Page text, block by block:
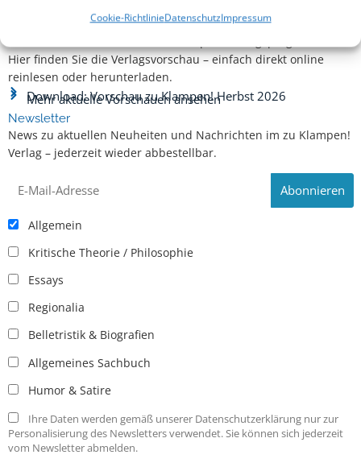
Cookie-RichtlinieDatenschutzImpressum
Aktuelle Vorschau
Hier finden Sie die Verlagsvorschau – einfach direkt online
reinlesen oder herunterladen.
Download: Vorschau zu Klampen! Herbst 2026
Mehr aktuelle Vorschauen ansehen
Newsletter
News zu aktuellen Neuheiten und Nachrichten im zu Klampen!
Verlag – jederzeit wieder abbestellbar.
Allgemein
Kritische Theorie / Philosophie
Essays
Regionalia
Belletristik & Biografien
Allgemeines Sachbuch
Humor & Satire
Ihre Daten werden gemäß unserer Datenschutzerklärung nur zur
Personalisierung des Newsletters verwendet. Sie können sich jederzeit
vom Newsletter abmelden.